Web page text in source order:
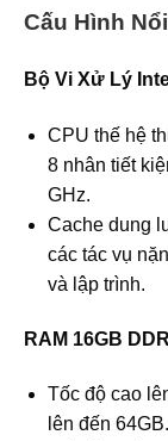
Cấu Hình
Bộ Vi Xử Lý
CPU thế hệ
8 nhân tiết
GHz.
Cache dung
các tác vụ
và lập trình.
RAM 16GB
Tốc độ cao
lên đến 64GB.